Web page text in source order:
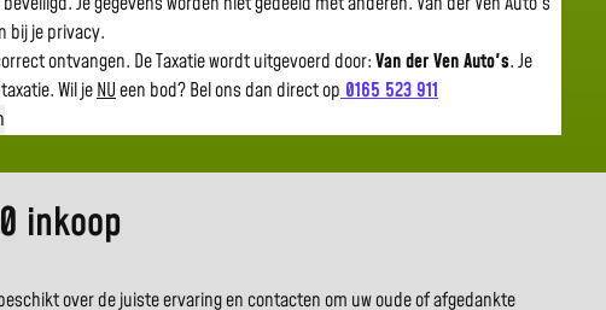
bij je privacy.
ontvangen. De Taxatie wordt uitgevoerd door:Van der Ven Auto's.Je
Wil jeNUeen bod? Bel ons dan direct op 0165 523 911
inkoop
over de juiste ervaring en contacten om uw oude of afgedankte